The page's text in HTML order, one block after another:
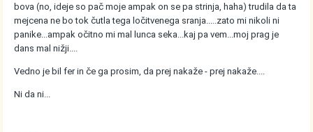
bova (no, ideje so pač moje ampak on se pa strinja, haha) trudila da ta
mejcena ne bo tok čutla tega ločitvenega sranja.....zato mi nikoli ni
panike...ampak očitno mi mal lunca seka...kaj pa vem...moj prag je
dans mal nižji....
Vedno je bil fer in če ga prosim, da prej nakaže - prej nakaže....
Ni da ni...